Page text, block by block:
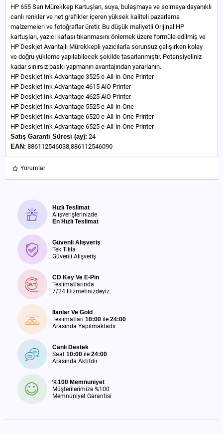
HP 655 Sarı Mürekkep Kartuşları, suya, bulaşmaya ve solmaya dayanıklı
canlı renkler ve net grafikler içeren yüksek kaliteli pazarlama
malzemeleri ve fotoğraflar üretir. Bu düşük maliyetli Orijinal HP
kartuşları, yazıcı kafası tıkanmasını önlemek üzere formüle edilmiş ve
HP Deskjet Avantajlı Mürekkepli yazıcılarla sorunsuz çalışırken kolay
ve doğru yükleme yapılabilecek şekilde tasarlanmıştır. Potansiyeliniz
kadar sınırsız baskı yapmanın avantajından yararlanın.
HP Deskjet Ink Advantage 3525 e-All-in-One Printer
HP Deskjet Ink Advantage 4615 AiO Printer
HP Deskjet Ink Advantage 4625 AiO Printer
HP Deskjet Ink Advantage 5525 e-All-in-One
HP Deskjet Ink Advantage 6520 e-All-in-One Printer
HP Deskjet Ink Advantage 6525 e-All-in-One Printer
Satış Garanti Süresi (ay): 24
EAN: 886112546038,886112546090
Yorumlar
Hızlı Teslimat
Alışverişlerinizde
En Hızlı Teslimat
Güvenli Alışveriş
Tek Tıkla
Güvenli Alışveriş
CD Key Ve E-Pin
Teslimatlarında
7/24 Hizmetinizdeyiz.
İlanlar Ve Gold
Teslimatları 10:00 ile 24:00
Arasında Yapılmaktadır
Canlı Destek
Saat 10:00 ile 24:00
Arasında Aktifdir
%100 Memnuniyet
Müşterilerimize %100
Memnuniyet Garantisi